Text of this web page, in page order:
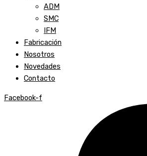
ADM
SMC
IFM
Fabricación
Nosotros
Novedades
Contacto
Facebook-f